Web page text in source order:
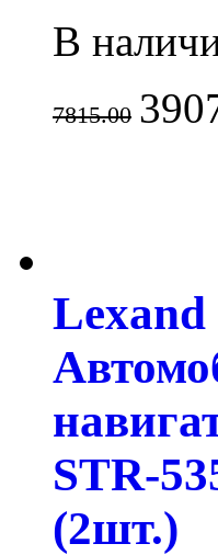
В
7815.00
Lexand
STR-
(2шт.)